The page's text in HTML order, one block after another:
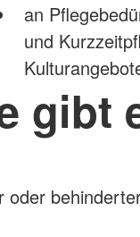
an
und
gibt
oder